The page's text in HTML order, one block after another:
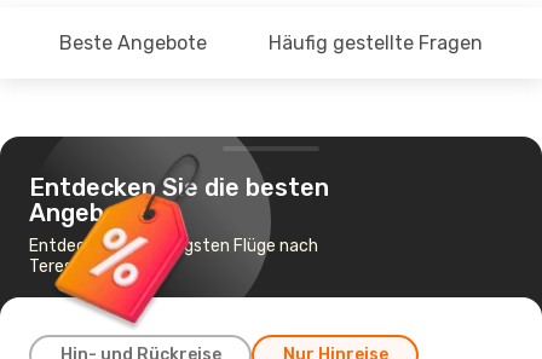
Beste Angebote Häufig gestellte Fragen
Entdecken Sie die besten
Angebote
Entdecke die günstigsten Flüge nach
Teresina
Hin- und Rückreise Nur Hinreise